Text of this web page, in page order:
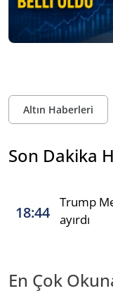
Altın Haberleri
Son Dakika
18:44
Trump
ayırdı
En Çok